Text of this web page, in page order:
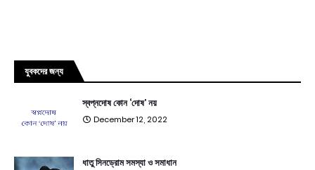
যুবকদের জন্য
স্বপ্নদোষ কোন ‘দোষ’ নয়
December 12, 2022
ধাতু সিনড্রোম সমস্যা ও সমাধান